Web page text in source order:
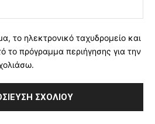
το ηλεκτρονικό ταχυδρομείο και
το πρόγραμμα περιήγησης για την